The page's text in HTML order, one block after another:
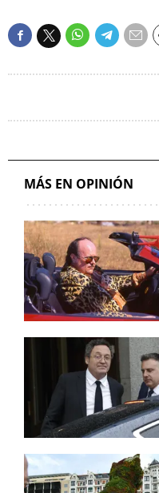
MÁS EN OPINIÓN